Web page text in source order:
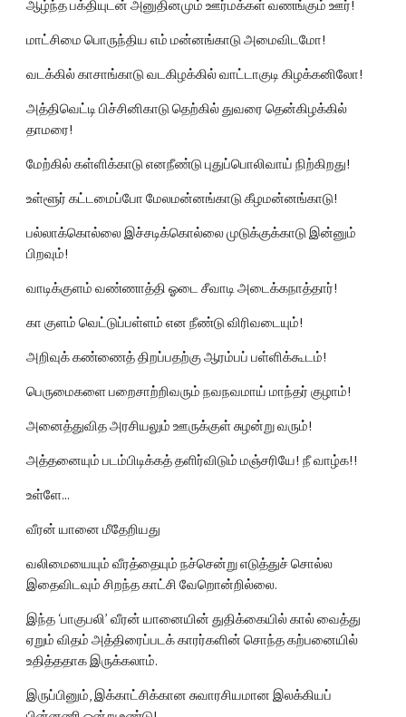
ஆழ்ந்த பக்தியுடன் அனுதினமும் ஊர்மக்கள் வணங்கும் ஊர்!
மாட்சிமை பொருந்திய எம் மன்னங்காடு அமைவிடமோ!
வடக்கில் காசாங்காடு வடகிழக்கில் வாட்டாகுடி கிழக்கனிலோ!
அத்திவெட்டி பிச்சினிகாடு தெற்கில் துவரை தென்கிழக்கில்
தாமரை!
மேற்கில் கள்ளிக்காடு எனநீண்டு புதுப்பொலிவாய் நிற்கிறது!
உள்ளூர் கட்டமைப்போ மேலமன்னங்காடு கீழமன்னங்காடு!
பல்லாக்கொல்லை இச்சடிக்கொல்லை முடுக்குக்காடு இன்னும்
பிறவும்!
வாடிக்குளம் வண்ணாத்தி ஓடை சீவாடி அடைக்கநாத்தார்!
கா குளம் வெட்டுப்பள்ளம் என நீண்டு விரிவடையும்!
அறிவுக் கண்ணைத் திறப்பதற்கு ஆரம்பப் பள்ளிக்கூடம்!
பெருமைகளை பறைசாற்றிவரும் நவநவமாய் மாந்தர் குழாம்!
அனைத்துவித அரசியலும் ஊருக்குள் சுழன்று வரும்!
அத்தனையும் படம்பிடிக்கத் தளிர்விடும் மஞ்சரியே! நீ வாழ்க!!
உள்ளே...
வீரன் யானை மீதேறியது
வலிமையையும் வீரத்தையும் நச்சென்று எடுத்துச் சொல்ல
இதைவிடவும் சிறந்த காட்சி வேறொன்றில்லை.
இந்த ‘பாகுபலி’ வீரன் யானையின் துதிக்கையில் கால் வைத்து
ஏறும் விதம் அத்திரைப்படக் காரர்களின் சொந்த கற்பனையில்
உதித்ததாக இருக்கலாம்.
இருப்பினும், இக்காட்சிக்கான சுவாரசியமான இலக்கியப்